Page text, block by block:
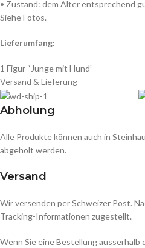
• Zustand: dem Alter entsprechend
Siehe Fotos.
Lieferumfang:
1 Figur “Junge mit Hund”
Versand & Lieferung
Abholung
Alle Produkte können auch in
abgeholt werden.
Versand
Wir versenden per Schweizer Post.
Tracking-Informationen zugestellt.
Wenn Sie eine Bestellung ausserhalb